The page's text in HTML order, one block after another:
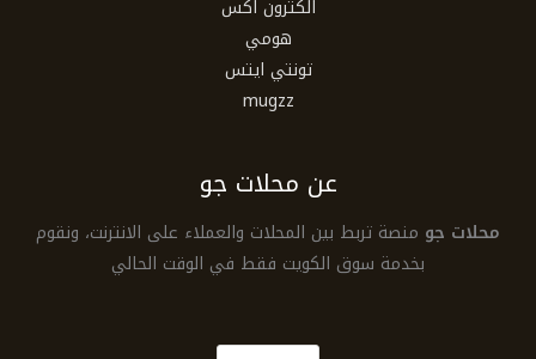
الكترون اكس
هومي
تونتي ايتس
mugzz
عن محلات جو
محلات جو منصة تربط بين المحلات والعملاء على الانترنت، ونقوم
بخدمة سوق الكويت فقط في الوقت الحالي